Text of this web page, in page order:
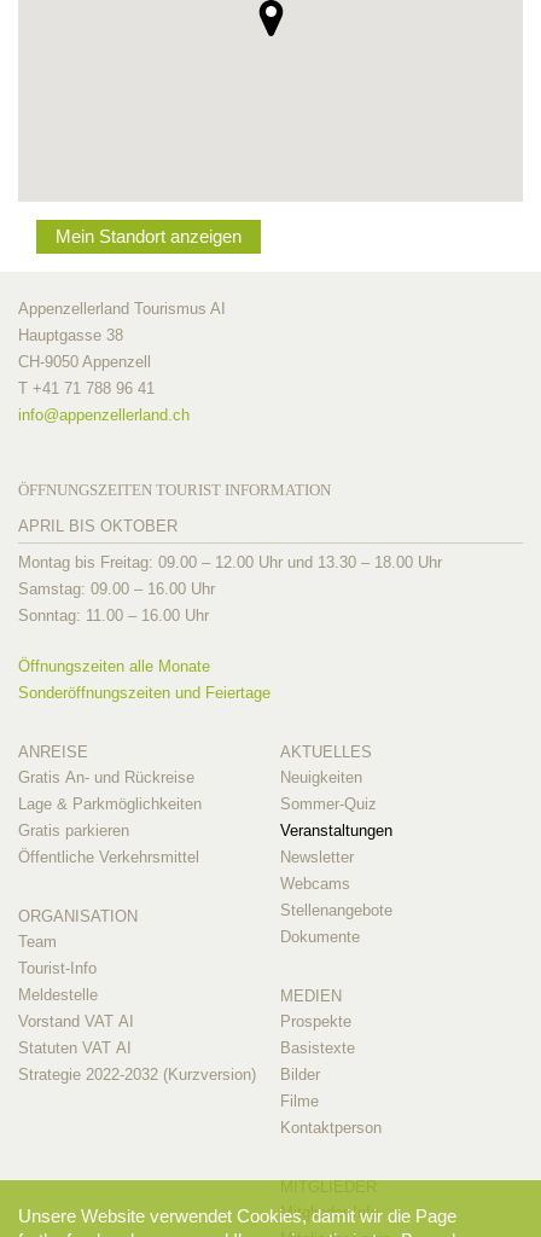
Mein Standort anzeigen
Appenzellerland Tourismus AI
Hauptgasse 38
CH-9050 Appenzell
T +41 71 788 96 41
info@appenzellerland.ch
ÖFFNUNGSZEITEN TOURIST INFORMATION
APRIL BIS OKTOBER
Montag bis Freitag: 09.00 – 12.00 Uhr und 13.30 – 18.00 Uhr
Samstag: 09.00 – 16.00 Uhr
Sonntag: 11.00 – 16.00 Uhr
Öffnungszeiten alle Monate
Sonderöffnungszeiten und Feiertage
ANREISE
Gratis An- und Rückreise
Lage & Parkmöglichkeiten
Gratis parkieren
Öffentliche Verkehrsmittel
ORGANISATION
Team
Tourist-Info
Meldestelle
Vorstand VAT AI
Statuten VAT AI
Strategie 2022-2032 (Kurzversion)
AKTUELLES
Neuigkeiten
Sommer-Quiz
Veranstaltungen
Newsletter
Webcams
Stellenangebote
Dokumente
MEDIEN
Prospekte
Basistexte
Bilder
Filme
Kontaktperson
Mitglieder-Info
Unsere Website verwendet Cookies, damit wir die Page